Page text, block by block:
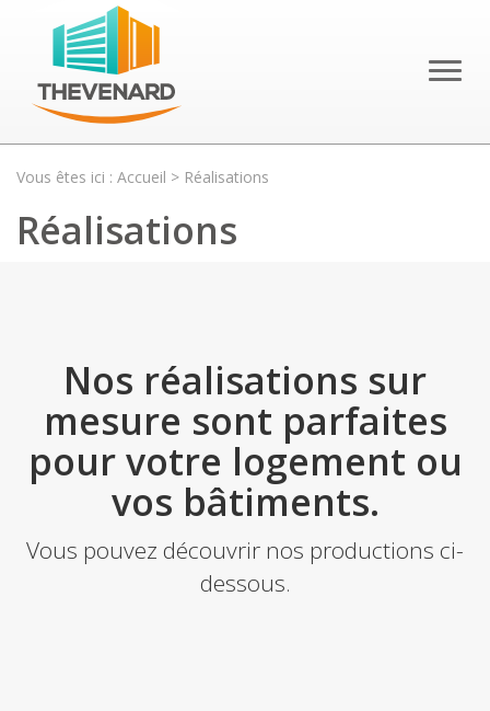
Vous êtes ici : Accueil > Réalisations
Réalisations
Nos réalisations sur
mesure sont parfaites
pour votre logement ou
vos bâtiments.
Vous pouvez découvrir nos productions ci-
dessous.